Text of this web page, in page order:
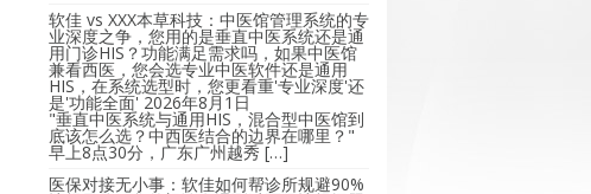
软佳 vs XXX本草科技：中医馆管理系统的专
业深度之争，您用的是垂直中医系统还是通
用门诊HIS？功能满足需求吗，如果中医馆
兼看西医，您会选专业中医软件还是通用
HIS，在系统选型时，您更看重'专业深度'还
是'功能全面' 2026年8月1日
"垂直中医系统与通用HIS，混合型中医馆到
底该怎么选？中西医结合的边界在哪里？"
早上8点30分，广东广州越秀 […]
医保对接无小事：软佳如何帮诊所规避90%